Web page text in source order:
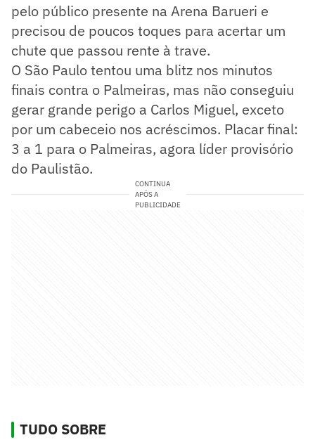
pelo público presente na Arena Barueri e
precisou de poucos toques para acertar um
chute que passou rente à trave.
O São Paulo tentou uma blitz nos minutos
finais contra o Palmeiras, mas não conseguiu
gerar grande perigo a Carlos Miguel, exceto
por um cabeceio nos acréscimos. Placar final:
3 a 1 para o Palmeiras, agora líder provisório
do Paulistão.
CONTINUA
APÓS A
PUBLICIDADE
TUDO SOBRE